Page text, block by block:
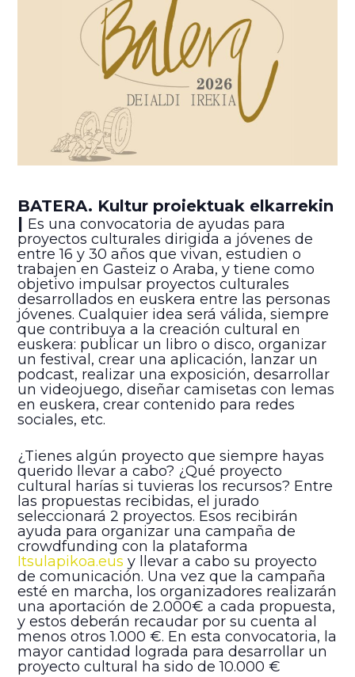
BATERA. Kultur proiektuak elkarrekin
| Es una convocatoria de ayudas para
proyectos culturales dirigida a jóvenes de
entre 16 y 30 años que vivan, estudien o
trabajen en Gasteiz o Araba, y tiene como
objetivo impulsar proyectos culturales
desarrollados en euskera entre las personas
jóvenes. Cualquier idea será válida, siempre
que contribuya a la creación cultural en
euskera: publicar un libro o disco, organizar
un festival, crear una aplicación, lanzar un
podcast, realizar una exposición, desarrollar
un videojuego, diseñar camisetas con lemas
en euskera, crear contenido para redes
sociales, etc.
¿Tienes algún proyecto que siempre hayas
querido llevar a cabo? ¿Qué proyecto
cultural harías si tuvieras los recursos? Entre
las propuestas recibidas, el jurado
seleccionará 2 proyectos. Esos recibirán
ayuda para organizar una campaña de
crowdfunding con la plataforma
Itsulapikoa.eus y llevar a cabo su proyecto
de comunicación. Una vez que la campaña
esté en marcha, los organizadores realizarán
una aportación de 2.000€ a cada propuesta,
y estos deberán recaudar por su cuenta al
menos otros 1.000 €. En esta convocatoria, la
mayor cantidad lograda para desarrollar un
proyecto cultural ha sido de 10.000 €